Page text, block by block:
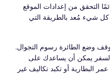
التحقق من إعدادات الموقع
كل شيء مُعد بالطريقة التي
وضع الطائرة رسوم التجوال.
السفر يمكن أن يساعدك على
البطارية أو تكبد تكاليف غير